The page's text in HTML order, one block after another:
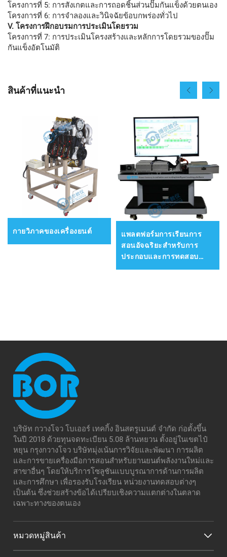
โครงการที่ 5: การสังเกตและการถอดชิ้นส่วนปั๊มกันแข็งด้วยตนเอง
โครงการที่ 6: การจำลองและวินิจฉัยข้อบกพร่องทั่วไป
V. โครงการฝึกอบรมการประเมินโดยรวม
โครงการที่ 7: การประเมินโครงสร้างและหลักการโดยรวมของปั๊ม
กันแข็งอัตโนมัติ
สินค้าที่แนะนำ
กายวิภาคของเครื่องยนต์
แพลตฟอร์มการเรียนการ
สอนอัจฉริยะสำหรับการ
ประกอบและการทดสอบ
บริษัท กวางโจว โบเออร์ เทคกิ้ง อินสตรูเมนต์ จำกัด ก่อตั้งขึ้น
ในปี 2018 ด้วยทุนจดทะเบียน 5.08 ล้านหยวน ตั้งอยู่ในเขตไป๋
หยุน กรุงกวางโจว บริษัทมุ่งเน้นการวิจัยและพัฒนา การผลิต
และการขายเครื่องมือการสอนสำหรับยานยนต์พลังงานใหม่และ
สาขาอื่นๆ โดยให้บริการโซลูชันแบบบูรณาการด้านการผลิต
และการศึกษา เพื่อรองรับโรงเรียน หน่วยงานทดสอบต่างๆ
เป็นต้น ซึ่งช่วยสร้างข้อได้เปรียบเชิงความแตกต่างในตลาด
เฉพาะทางของตนเอง
หมวดหมู่สินค้า